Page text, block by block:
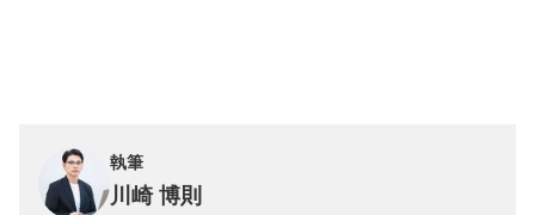
執筆
川崎 博則